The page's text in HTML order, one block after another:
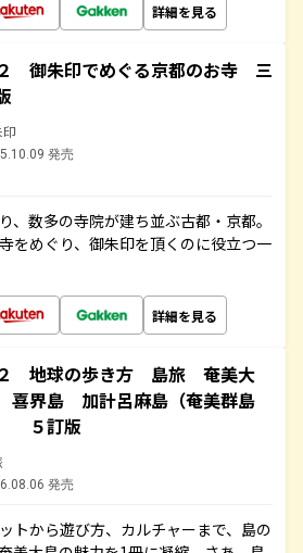
詳細を見る
御朱印でめぐる京都のお寺 三
発売
、数多の寺院が建ち並ぶ古都・京都。
をめぐり、御朱印を頂くのに役立つ一
詳細を見る
地球の歩き方 島旅 奄美大
界島 加計呂麻島（奄美群島
５訂版
発売
トから遊び方、カルチャーまで、島の